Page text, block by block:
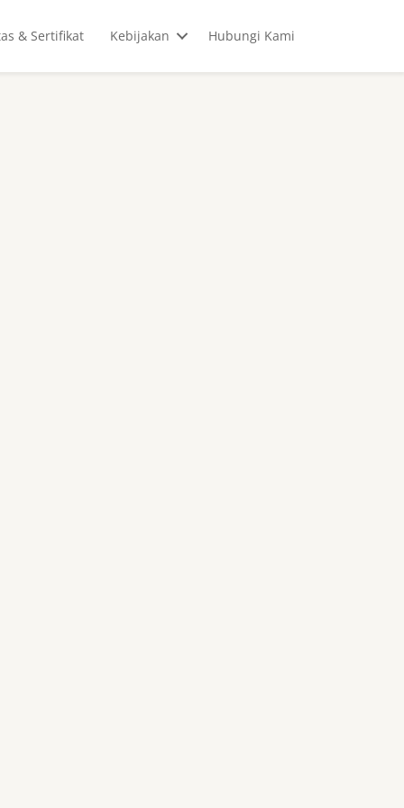
& Sertifikat Kebijakan Hubungi Kami